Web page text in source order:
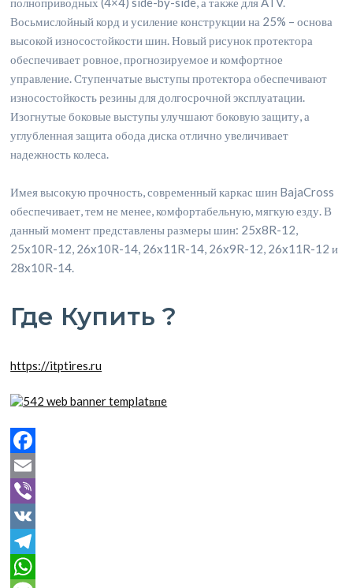
Восьмислойный корд и усиление конструкции на 25% – основа
высокой износостойкости шин. Новый рисунок протектора
обеспечивает ровное, прогнозируемое и комфортное
управление. Ступенчатые выступы протектора обеспечивают
износостойкость резины для долгосрочной эксплуатации.
Изогнутые боковые выступы улучшают боковую защиту, а
углубленная защита обода диска отлично увеличивает
надежность колеса.
Имея высокую прочность, современный каркас шин BajaCross
обеспечивает, тем не менее, комфортабельную, мягкую езду. В
данный момент представлены размеры шин: 25x8R-12,
25x10R-12, 26x10R-14, 26x11R-14, 26x9R-12, 26x11R-12 и
28x10R-14.
Где Купить ?
https://itptires.ru
Facebook
Email
Viber
VK
Telegram